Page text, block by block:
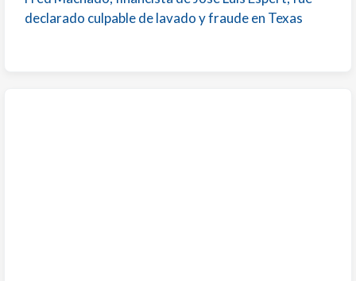
declarado culpable de lavado y fraude en Texas